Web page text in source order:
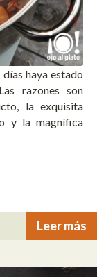
haya estado
razones son
la exquisita
y la magnífica
Leer más